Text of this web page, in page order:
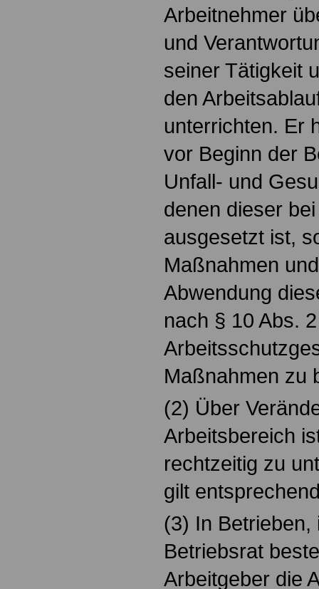
Arbeitnehmer
und
seiner Tätigkeit
den
unterrichten. Er
vor Beginn der
Unfall- und
denen dieser
ausgesetzt ist,
Maßnahmen
Abwendung
nach § 10 Abs.
Maßnahmen zu
(2) Über
Arbeitsbereich
rechtzeitig zu
gilt
(3) In Betrieben,
Betriebsrat
Arbeitgeber die